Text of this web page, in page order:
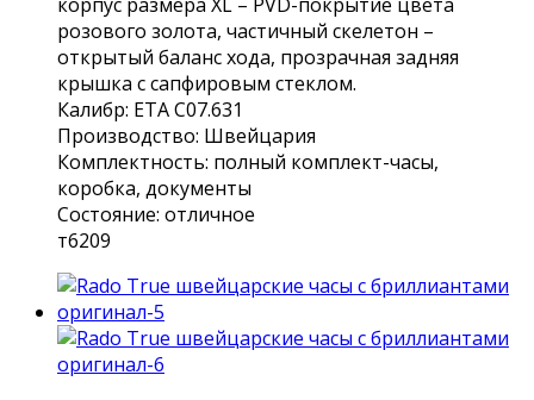
розового золота, частичный скелетон –
открытый баланс хода, прозрачная задняя
крышка с сапфировым стеклом.
Калибр: ЕТА C07.631
Производство: Швейцария
Комплектность: полный комплект-часы,
коробка, документы
Состояние: отличное
т6209